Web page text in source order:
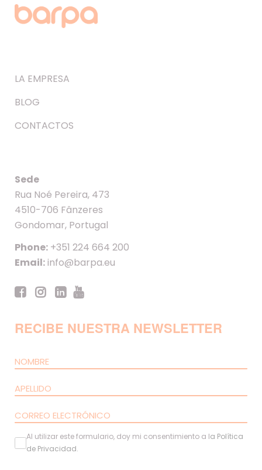
LA EMPRESA
BLOG
CONTACTOS
Sede
Rua Noé Pereira, 473
4510-706 Fânzeres
Gondomar, Portugal
Phone: +351 224 664 200
Email:info@barpa.eu
RECIBE NUESTRA NEWSLETTER
Al utilizar este formulario, doy mi consentimiento a la Política
de Privacidad.